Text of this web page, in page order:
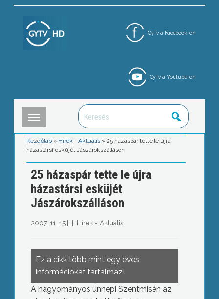
GyTv a Facebook-on
GyTv a Youtube-on
Kezdőlap » Hírek - Aktuális » 25 házaspár tette le újra
házastársi esküjét Jászárokszálláson
25 házaspár tette le újra
házastársi esküjét
Jászárokszálláson
2007. 11. 15. Hírek - Aktuális
Ez a cikk több mint egy éves
információkat tartalmaz!
A hagyományos ünnepi Szentmisén az